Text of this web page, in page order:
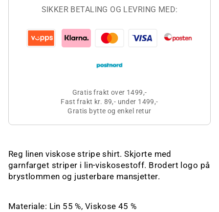
SIKKER BETALING OG LEVRING MED:
Gratis frakt over 1499,-
Fast frakt kr. 89,- under 1499,-
Gratis bytte og enkel retur
Reg linen viskose stripe shirt. Skjorte med
garnfarget striper i lin-viskosestoff. Brodert logo på
brystlommen og justerbare mansjetter.
Materiale: Lin 55 %, Viskose 45 %